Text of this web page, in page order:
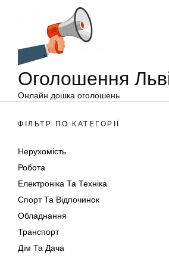
Оголошення
Онлайн дошка оголошень
ФІЛЬТР ПО КАТЕГОРІЇ
Нерухомість
Робота
Електроніка Та Техніка
Спорт Та Відпочинок
Обладнання
Транспорт
Дім Та Дача